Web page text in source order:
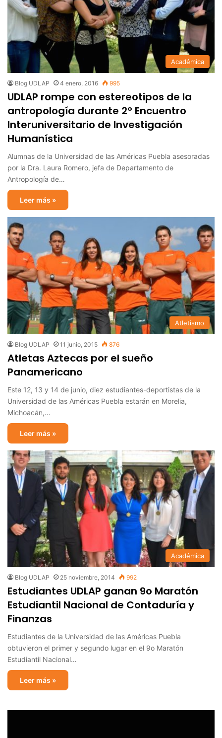
Académica
Blog UDLAP 4 enero, 2016 995
UDLAP rompe con estereotipos de la
antropología durante 2° Encuentro
Interuniversitario de Investigación
Humanística
Alumnas de la Universidad de las Américas Puebla asesoradas
por la Dra. Laura Romero, jefa de Departamento de
Antropología de…
Leer más »
Atletismo
Blog UDLAP 11 junio, 2015 876
Atletas Aztecas por el sueño
Panamericano
Este 12, 13 y 14 de junio, diez estudiantes-deportistas de la
Universidad de las Américas Puebla estarán en Morelia,
Michoacán,…
Leer más »
Académica
Blog UDLAP 25 noviembre, 2014 992
Estudiantes UDLAP ganan 9o Maratón
Estudiantil Nacional de Contaduría y
Finanzas
Estudiantes de la Universidad de las Américas Puebla
obtuvieron el primer y segundo lugar en el 9o Maratón
Estudiantil Nacional…
Leer más »